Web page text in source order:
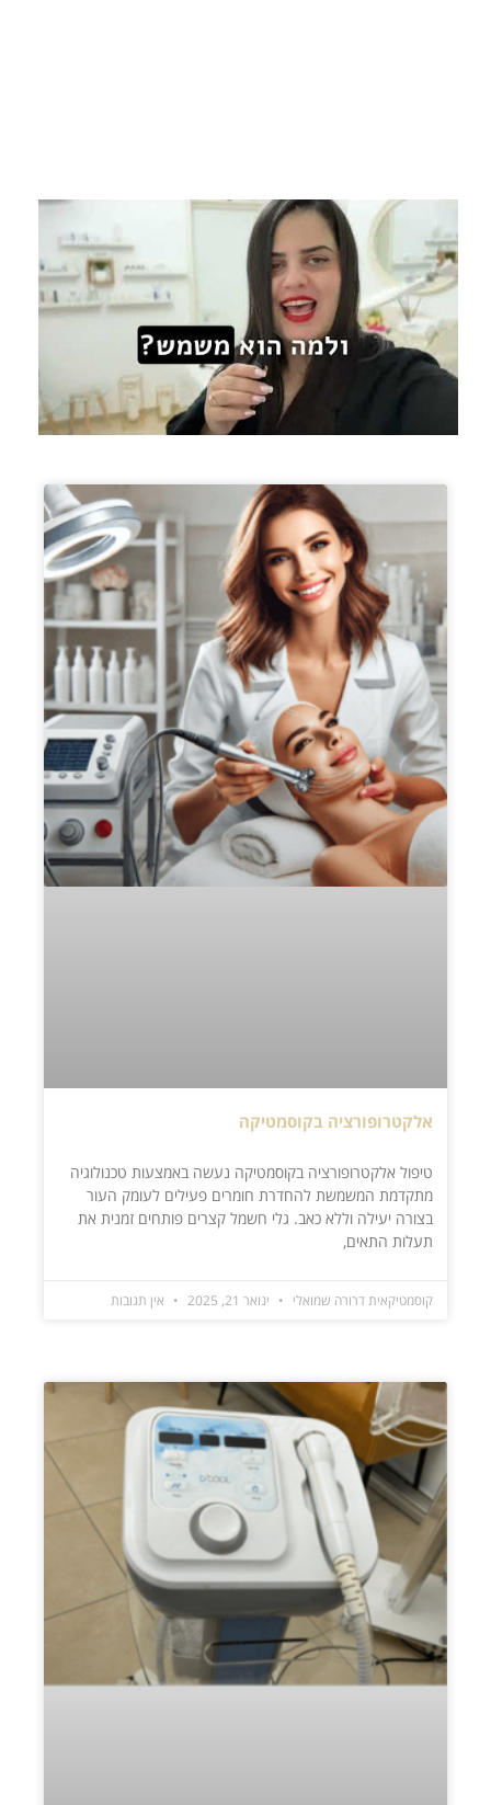
אלקטרופורציה בקוסמטיקה
טיפול אלקטרופורציה בקוסמטיקה נעשה באמצעות טכנולוגיה
מתקדמת המשמשת להחדרת חומרים פעילים לעומק העור
בצורה יעילה וללא כאב. גלי חשמל קצרים פותחים זמנית את
תעלות התאים,
קוסמטיקאית דרורה שמואלי ינואר 21, 2025 אין תגובות